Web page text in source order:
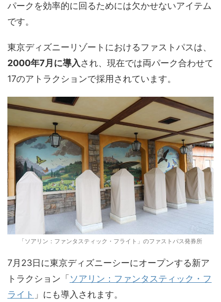
パークを効率的に回るためには欠かせないアイテム
です。
東京ディズニーリゾートにおけるファストパスは、
2000年7月に導入され、現在では両パーク合わせて
17のアトラクションで採用されています。
「ソアリン：ファンタスティック・フライト」のファストパス発券所
7月23日に東京ディズニーシーにオープンする新ア
トラクション「 ソアリン：ファンタスティック・フ
ライト 」にも導入されます。